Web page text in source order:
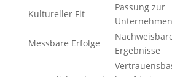
Kultureller Fit
Passung zur
Messbare Erfolge
Ergebnisse